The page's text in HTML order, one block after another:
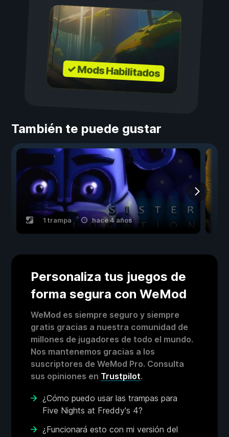
✓ Mods Habilitados
También te puede gustar
1 trampa hace 4 años
Personaliza tus juegos de
forma segura con WeMod
WeMod es siempre seguro y siempre
gratis gracias a nuestra comunidad de
millones de jugadores de todo el mundo.
Nos mantenemos gracias a los
suscriptores de WeMod Pro. Consulta
sus opiniones en Trustpilot.
¿Cómo puedo usar las trampas para
Five Nights at Freddy's 4?
¿Funcionará esto con mi versión del